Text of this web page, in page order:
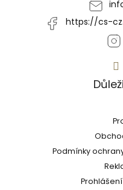
https://cs-
Podmínky